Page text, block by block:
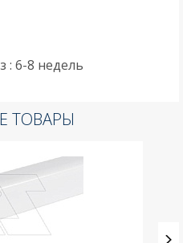
: 6-8 недель
ТОВАРЫ